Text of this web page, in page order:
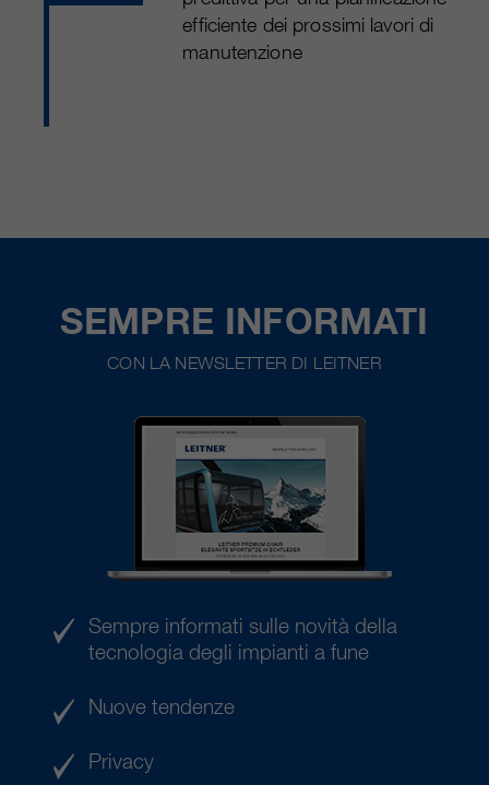
efficiente dei prossimi lavori di
manutenzione
SEMPRE INFORMATI
CON LA NEWSLETTER DI LEITNER
Sempre informati sulle novità della
tecnologia degli impianti a fune
Nuove tendenze
Privacy